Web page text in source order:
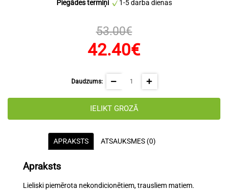
Piegādes termiņi
1-5 darba dienas
53.00€
42.40€
Daudzums:
IELIKT GROZĀ
APRAKSTS ATSAUKSMES (0)
Apraksts
Lieliski piemērota nekondicionētiem, trausliem matiem.